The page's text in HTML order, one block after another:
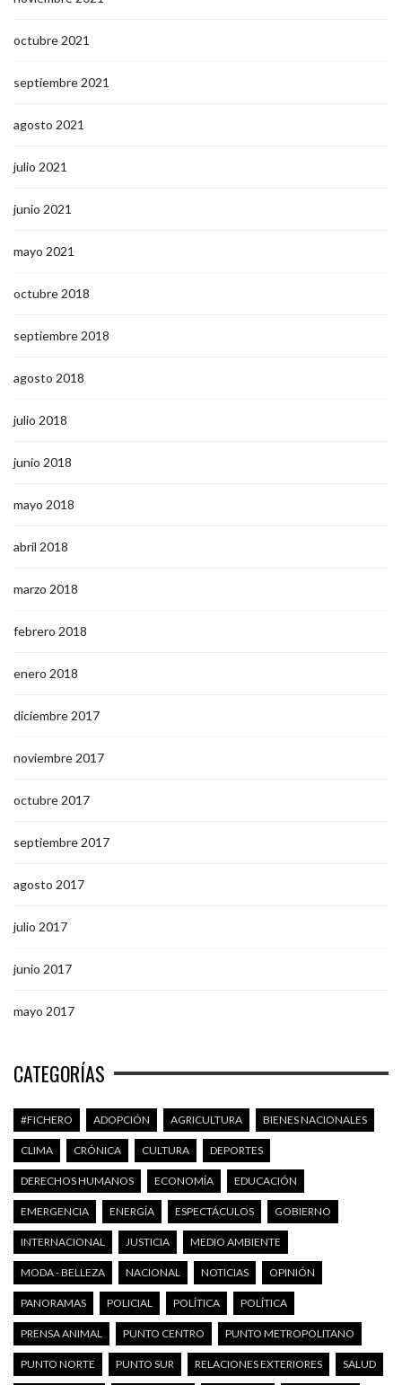
octubre 2021
septiembre 2021
agosto 2021
julio 2021
junio 2021
mayo 2021
octubre 2018
septiembre 2018
agosto 2018
julio 2018
junio 2018
mayo 2018
abril 2018
marzo 2018
febrero 2018
enero 2018
diciembre 2017
noviembre 2017
octubre 2017
septiembre 2017
agosto 2017
julio 2017
junio 2017
mayo 2017
CATEGORÍAS
#FICHERO ADOPCIÓN AGRICULTURA BIENES NACIONALES
CLIMA CRÓNICA CULTURA DEPORTES
DERECHOS HUMANOS ECONOMÍA EDUCACIÓN
EMERGENCIA ENERGÍA ESPECTÁCULOS GOBIERNO
INTERNACIONAL JUSTICIA MEDIO AMBIENTE
MODA - BELLEZA NACIONAL NOTICIAS OPINIÓN
PANORAMAS POLICIAL POLÍTICA POLÍTICA
PRENSA ANIMAL PUNTO CENTRO PUNTO METROPOLITANO
PUNTO NORTE PUNTO SUR RELACIONES EXTERIORES SALUD